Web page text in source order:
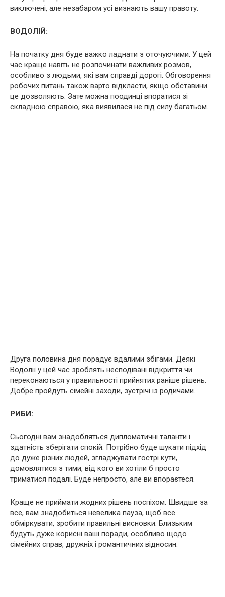
виключені, але незабаром усі визнають вашу правоту.
ВОДОЛІЙ:
На початку дня буде важко ладнати з оточуючими. У цей
час краще навіть не розпочинати важливих розмов,
особливо з людьми, які вам справді дорогі. Обговорення
робочих питань також варто відкласти, якщо обставини
це дозволяють. Зате можна поодинці впоратися зі
складною справою, яка виявилася не під силу багатьом.
Друга половина дня порадує вдалими збігами. Деякі
Водолії у цей час зроблять несподівані відкриття чи
переконаються у правильності прийнятих раніше рішень.
Добре пройдуть сімейні заходи, зустрічі із родичами.
РИБИ:
Сьогодні вам знадобляться дипломатичні таланти і
здатність зберігати спокій. Потрібно буде шукати підхід
до дуже різних людей, згладжувати гострі кути,
домовлятися з тими, від кого ви хотіли б просто
триматися подалі. Буде непросто, але ви впораєтеся.
Краще не приймати жодних рішень поспіхом. Швидше за
все, вам знадобиться невелика пауза, щоб все
обміркувати, зробити правильні висновки. Близьким
будуть дуже корисні ваші поради, особливо щодо
сімейних справ, дружніх і романтичних відносин.